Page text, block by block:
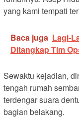
yang kami tempati
Baca juga Lagi-
Ditangkap Tim
Sewaktu kejadian,
tengah rumah
terdengar suara
bagian belakang.